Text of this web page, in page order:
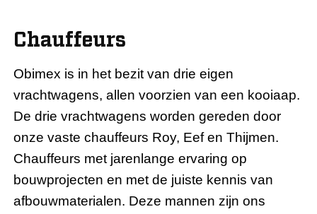
Chauffeurs
Obimex is in het bezit van drie eigen
vrachtwagens, allen voorzien van een kooiaap.
De drie vrachtwagens worden gereden door
onze vaste chauffeurs Roy, Eef en Thijmen.
Chauffeurs met jarenlange ervaring op
bouwprojecten en met de juiste kennis van
afbouwmaterialen. Deze mannen zijn ons